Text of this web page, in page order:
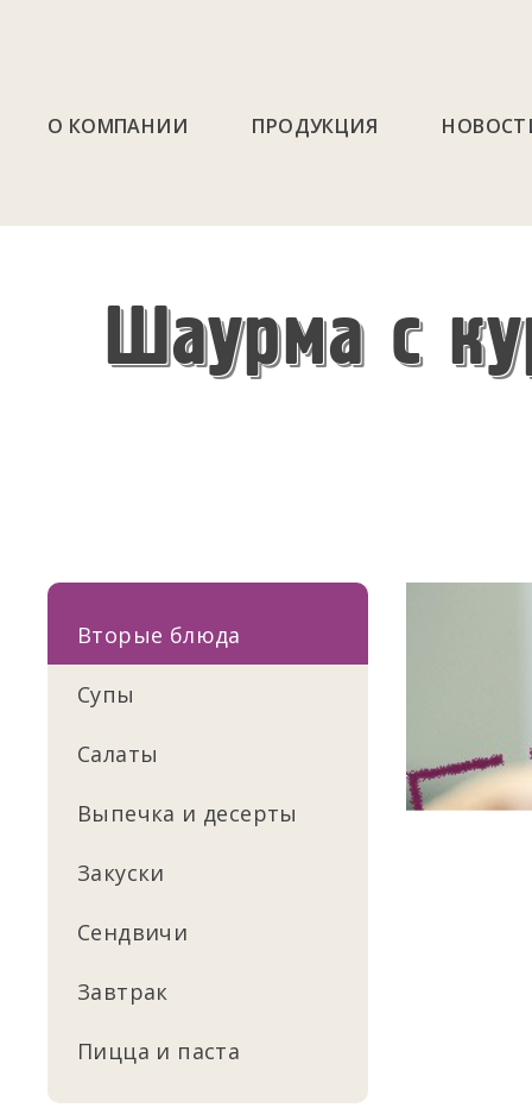
О КОМПАНИИ ПРОДУКЦИЯ
Шаурма с
Вторые блюда
Супы
Салаты
Выпечка и десерты
Закуски
Сендвичи
Завтрак
Пицца и паста